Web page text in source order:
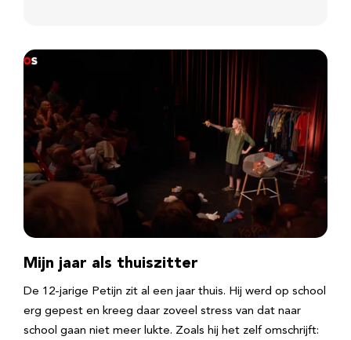
Mijn jaar als thuiszitter
De 12-jarige Petijn zit al een jaar thuis. Hij werd op school
erg gepest en kreeg daar zoveel stress van dat naar
school gaan niet meer lukte. Zoals hij het zelf omschrijft: